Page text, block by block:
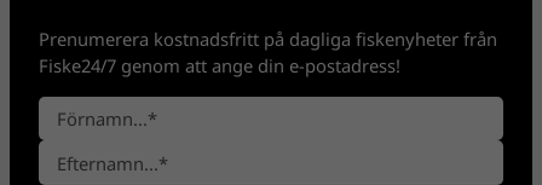
Prenumerera kostnadsfritt på dagliga fiskenyheter från
Fiske24/7 genom att ange din e-postadress!
N
a
F
ö